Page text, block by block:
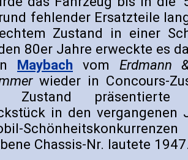
fehlender Ersatzteile
Zustand in einer
80er Jahre erweckte es
Maybach vom Erdmann
wieder in Concours-
Zustand
in den vergangenen
Chassis-Nr. lautete